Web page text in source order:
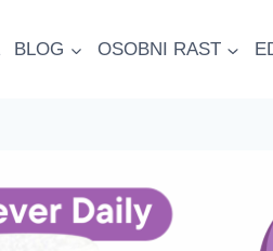
BLOG OSOBNI RAST